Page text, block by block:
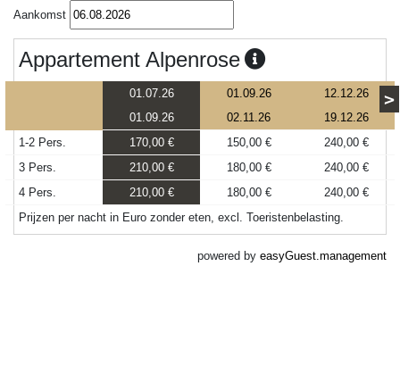
Aankomst
Appartement Alpenrose
>
01.07.26
01.09.26
01.09.26
02.11.26
12.12.26
19.12.26
1-2 Pers.
170,00 € 150,00 €
240,00 €
3 Pers.
210,00 € 180,00 €
240,00 €
4 Pers.
210,00 € 180,00 €
240,00 €
Prijzen per nacht in Euro zonder eten, excl. Toeristenbelasting.
powered by easyGuest.management